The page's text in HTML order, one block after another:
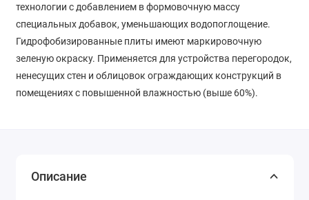
технологии с добавлением в формовочную массу
специальных добавок, уменьшающих водопоглощение.
Гидрофобизированные плиты имеют маркировочную
зеленую окраску. Применяется для устройства перегородок,
ненесущих стен и облицовок ограждающих конструкций в
помещениях с повышенной влажностью (выше 60%).
Описание